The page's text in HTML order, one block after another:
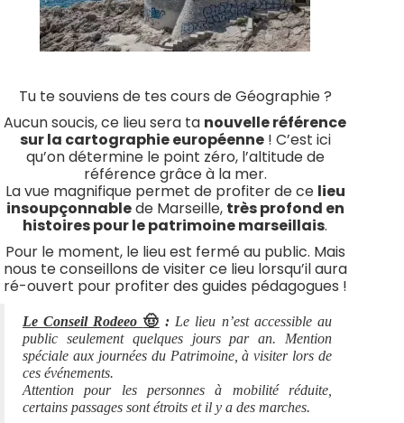
Tu te souviens de tes cours de Géographie ?
Aucun soucis, ce lieu sera ta nouvelle référence
sur la cartographie européenne! C’est ici
qu’on détermine le point zéro, l’altitude de
référence grâce à la mer.
La vue magnifique permet de profiter de ce lieu
insoupçonnablede Marseille, très profond en
histoires pour le patrimoine marseillais.
Pour le moment, le lieu est fermé au public. Mais
nous te conseillons de visiter ce lieu lorsqu’il aura
ré-ouvert pour profiter des guides pédagogues !
Le Conseil Rodeeo 🤠 : Le lieu n’est accessible au
public seulement quelques jours par an. Mention
spéciale aux journées du Patrimoine, à visiter lors de
ces événements.
Attention pour les personnes à mobilité réduite,
certains passages sont étroits et il y a des marches.